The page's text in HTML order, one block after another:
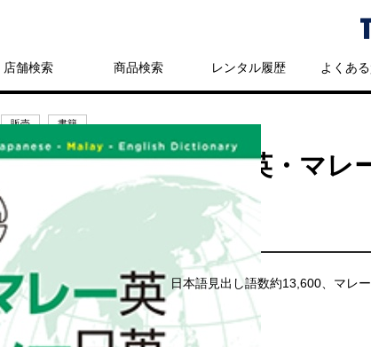
店舗検索 商品検索 レンタル履歴 よくあ
販売 書籍
ポータブル日マレー英・マ
4,620円
発売日：2016年12月1日
日本語見出し語数約13,600、マレ